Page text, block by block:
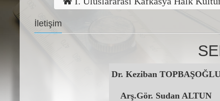
İletişim
Dr. Keziban
Arş.Gör. Sudan ALTUN